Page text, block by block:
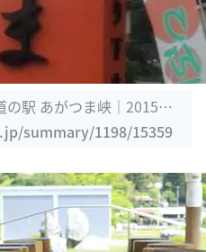
駅 あがつま峡｜2015年
summary/1198/15359